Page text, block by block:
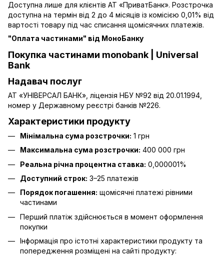
Доступна лише для клієнтів АТ «ПриватБанк». Розстрочка
доступна на термін від 2 до 4 місяців із комісією 0,01% від
вартості товару під час списання щомісячних платежів.
"Оплата частинами" від МоноБанку
Покупка частинами monobank | Universal
Bank
Надавач послуг
АТ «УНІВЕРСАЛ БАНК», ліцензія НБУ №92 від 20.01.1994,
номер у Державному реєстрі банків №226.
Характеристики продукту
Мінімальна сума розстрочки: 1 грн
Максимальна сума розстрочки: 400 000 грн
Реальна річна процентна ставка: 0,000001%
Доступний строк: 3–25 платежів
Порядок погашення: щомісячні платежі рівними
частинами
Перший платіж здійснюється в момент оформлення
покупки
Інформація про істотні характеристики продукту та
попередження розміщені на сайті продукту: